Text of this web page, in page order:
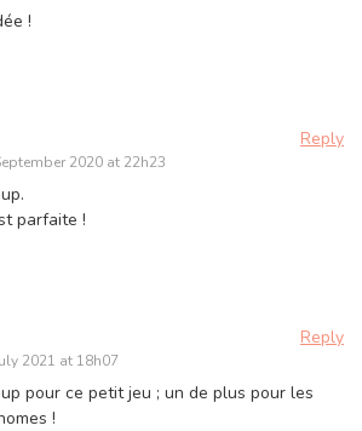
!
2020 at 22h23
Reply
parfaite !
2021 at 18h07
Reply
pour ce petit jeu ; un de plus pour les
!